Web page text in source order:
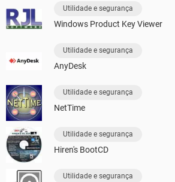
Utilidade e segurança
Windows Product Key Viewer
Utilidade e segurança
AnyDesk
Utilidade e segurança
NetTime
Utilidade e segurança
Hiren's BootCD
Utilidade e segurança